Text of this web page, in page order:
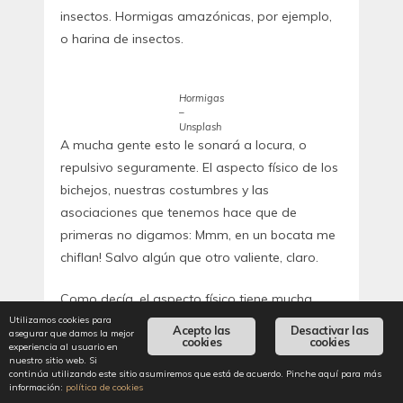
insectos. Hormigas amazónicas, por ejemplo,
o harina de insectos.
Hormigas
–
Unsplash
A mucha gente esto le sonará a locura, o
repulsivo seguramente. El aspecto físico de los
bichejos, nuestras costumbres y las
asociaciones que tenemos hace que de
primeras no digamos: Mmm, en un bocata me
chiflan! Salvo algún que otro valiente, claro.
Como decía, el aspecto físico tiene mucha
culpa en esto. Las ostras seguramente no
siempre hayan disfrutado de la misma fama
gracias a su atractivo físico, tanto por el
exterior como por el interior.
Desactivar las
cookies
Acepto las
cookies
Utilizamos cookies para
asegurar que damos la mejor
experiencia al usuario en
nuestro sitio web. Si
continúa utilizando este sitio asumiremos que está de acuerdo. Pinche aquí para más
información: política de cookies